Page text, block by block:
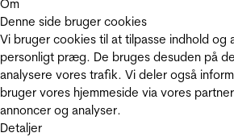
Om
Denne side bruger cookies
Vi bruger cookies til at tilpasse indhold og
personligt præg. De bruges desuden på
analysere vores trafik. Vi deler også
bruger vores hjemmeside via vores
annoncer og analyser.
Detaljer